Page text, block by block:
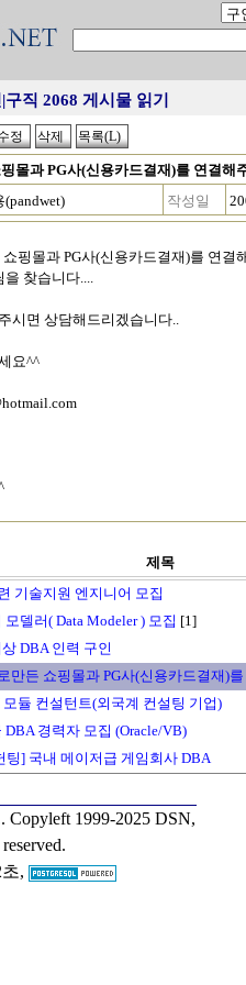
직 2068 게시물 읽기
몰과 PG사(신용카드결재)를 연결해
(pandwet) 작성일
쇼핑몰과 PG사(신용카드결재)를 연결
을 찾습니다....
시면 상담해드리겠습니다..
요^^
제목
기술지원 엔지니어 모집
모델러( Data Modeler ) 모집 [1]
DBA 인력 구인
만든 쇼핑몰과 PG사(신용카드결재)
모듈 컨설턴트(외국계 컨설팅 기업)
DBA 경력자 모집 (Oracle/VB)
팅] 국내 메이저급 게임회사 DBA
Copyleft 1999-2025 DSN,
,